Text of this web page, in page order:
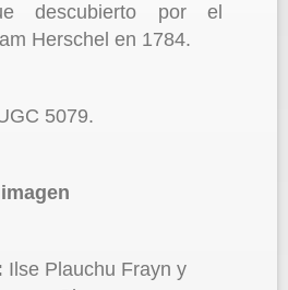
descubierto por el
Herschel en 1784.
5079.
Ilse Plauchu Frayn y